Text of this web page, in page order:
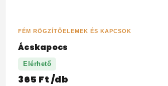
FÉM RÖGZÍTŐELEMEK ÉS KAPCSOK
Ácskapocs
Elérhető
365 Ft /db